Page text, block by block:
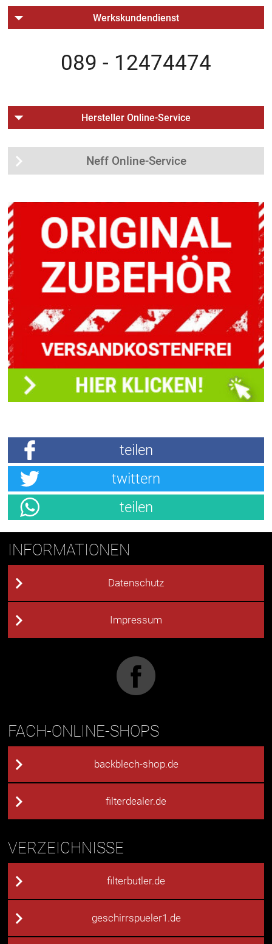
Werkskundendienst
089 - 12474474
Hersteller Online-Service
Neff Online-Service
teilen
twittern
teilen
INFORMATIONEN
Datenschutz
Impressum
FACH-ONLINE-SHOPS
backblech-shop.de
filterdealer.de
VERZEICHNISSE
filterbutler.de
geschirrspueler1.de